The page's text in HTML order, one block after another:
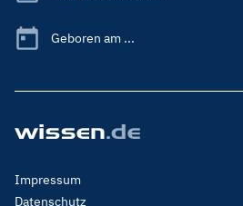
Geboren am ...
Footer
Menu
Impressum
Datenschutz